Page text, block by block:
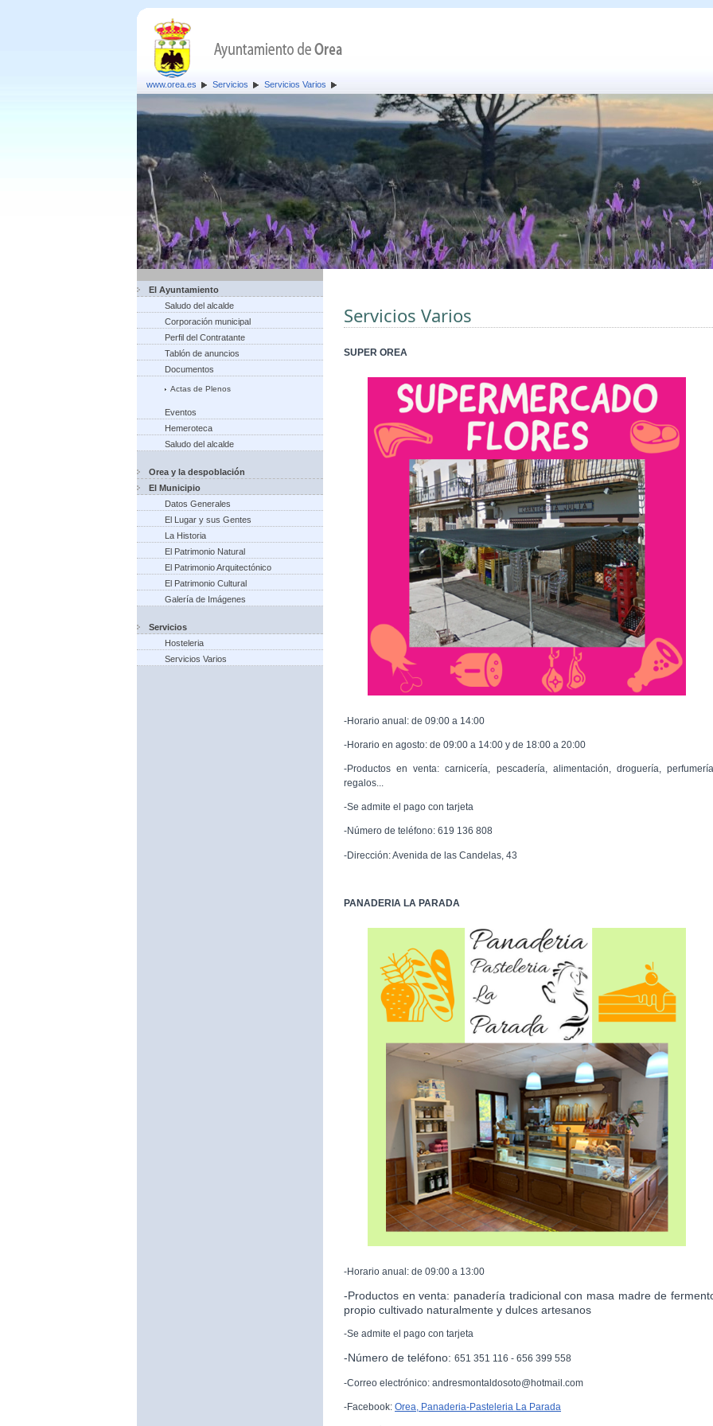
www.orea.es Servicios Servicios Varios
El Ayuntamiento
Saludo del alcalde
Corporación municipal
Perfil del Contratante
Tablón de anuncios
Documentos
Actas de Plenos
Eventos
Hemeroteca
Saludo del alcalde
Orea y la despoblación
El Municipio
Datos Generales
El Lugar y sus Gentes
La Historia
El Patrimonio Natural
El Patrimonio Arquitectónico
El Patrimonio Cultural
Galería de Imágenes
Servicios
Hosteleria
Servicios Varios
Servicios Varios
SUPER OREA
-Horario anual: de 09:00 a 14:00
-Horario en agosto: de 09:00 a 14:00 y de 18:00 a 20:00
-Productos en venta: carnicería, pescadería, alimentación, droguería,
regalos...
-Se admite el pago con tarjeta
-Número de teléfono: 619 136 808
-Dirección: Avenida de las Candelas, 43
PANADERIA LA PARADA
-Horario anual: de 09:00 a 13:00
-Productos en venta: panadería tradicional con masa madre de
propio cultivado naturalmente y dulces artesanos
-Se admite el pago con tarjeta
-Número de teléfono: 651 351 116 - 656 399 558
-Correo electrónico: andresmontaldosoto@hotmail.com
-Facebook: Orea, Panaderia-Pasteleria La Parada